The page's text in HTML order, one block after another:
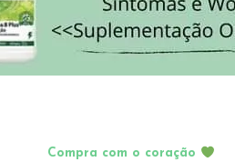
Compra com o coração